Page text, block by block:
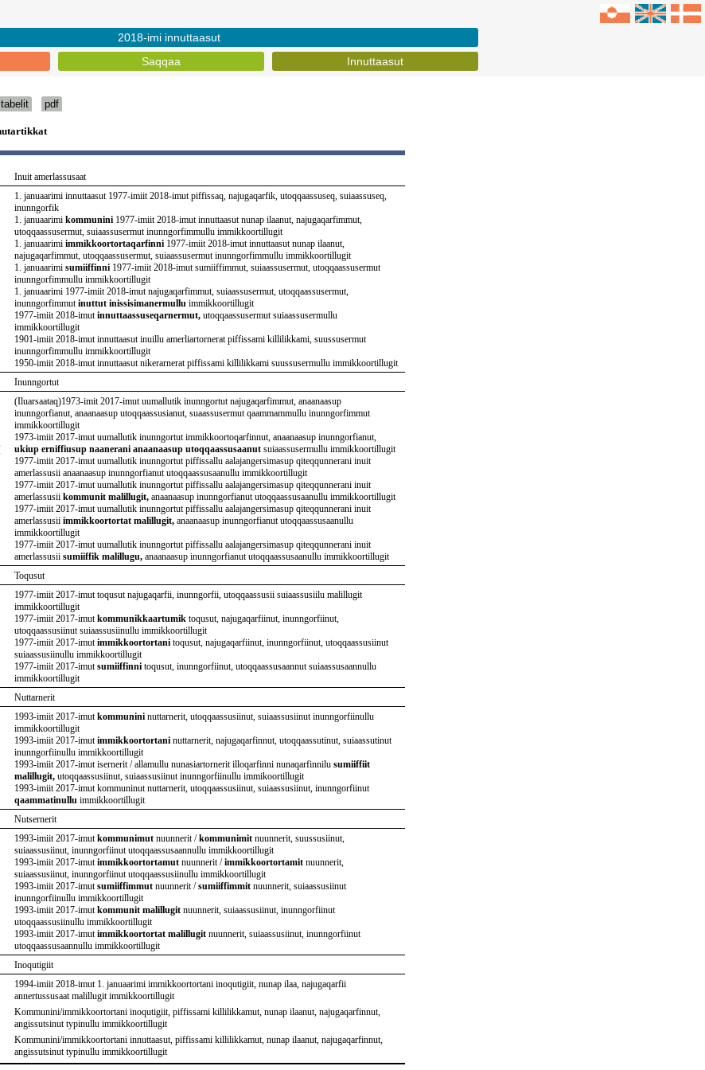
Saqqaa Innuttaasut
2018-imi innuttaasut
tabelit pdf